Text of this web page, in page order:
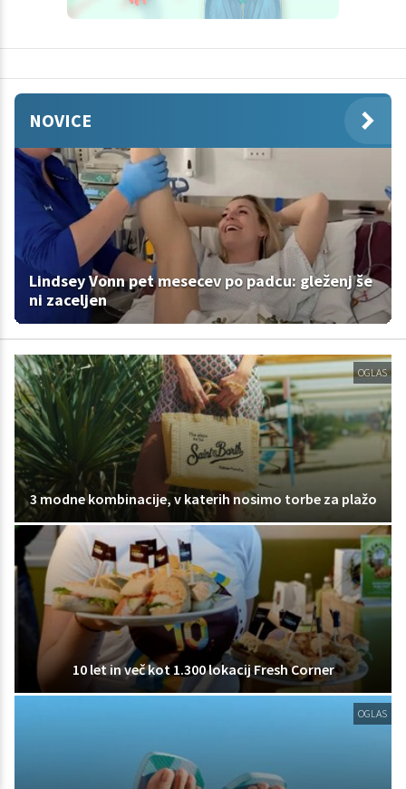
NOVICE
Lindsey Vonn pet mesecev po padcu: gleženj še
ni zaceljen
OGLAS
3 modne kombinacije, v katerih nosimo torbe za plažo
10 let in več kot 1.300 lokacij Fresh Corner
OGLAS